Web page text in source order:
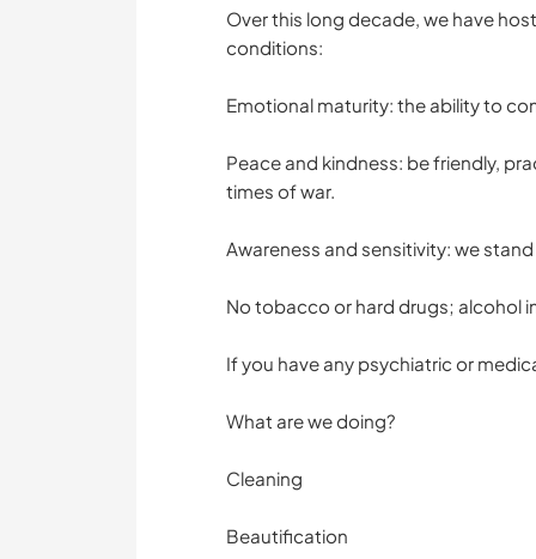
Over this long decade, we have
conditions:
Emotional maturity: the ability to
Peace and kindness: be friendly,
times of war.
Awareness and sensitivity: we
No tobacco or hard drugs; alcohol
If you have any psychiatric or
What are we doing?
Cleaning
Beautification